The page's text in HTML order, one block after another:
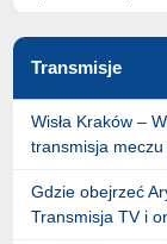
Transmisje
Wisła Kraków –
transmisja
Gdzie obejrzeć
Transmisja TV i